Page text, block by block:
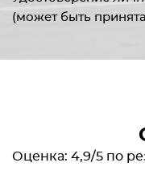
(может быть
Оценка: 4,9/5 по